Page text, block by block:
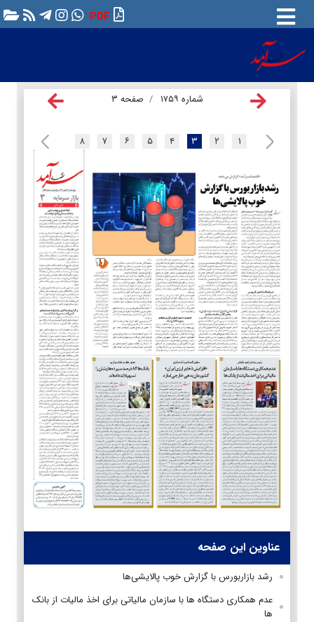
PDF
شماره ۱۷۵۹ صفحه ۳
۱ ۲ ۳ ۴ ۵ ۶ ۷ ۸
عناوین این صفحه
رشد بازاربورس با گزارش خوب پالایشی‌ها
عدم همکاری دستگاه ها با سازمان مالیاتی برای اخذ مالیات از بانک
ها